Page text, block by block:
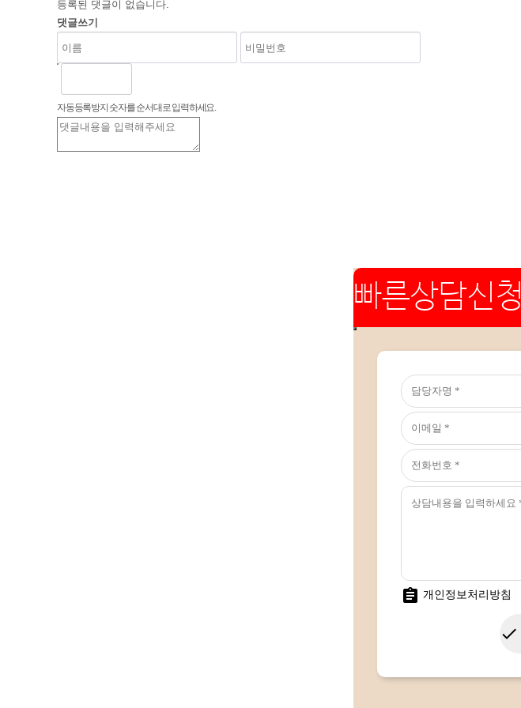
등록된 댓글이 없습니다.
댓글쓰기
자동등록방지 숫자를 순서대로 입력하세요.
빠른상담신청
assignment 개인정보처리방침
done